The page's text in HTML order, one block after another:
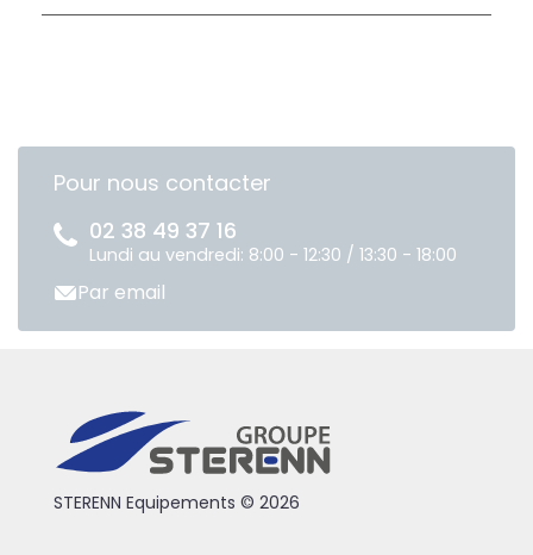
Pour nous contacter
02 38 49 37 16
Lundi au vendredi: 8:00 - 12:30 / 13:30 - 18:00
Par email
STERENN Equipements © 2026